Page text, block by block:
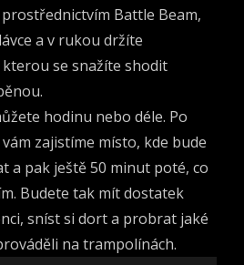
Battle Beam,
a v rukou držíte
se snažíte shodit
hodinu nebo déle. Po
zajistíme místo, kde bude
a pak ještě 50 minut poté, co
Budete tak mít dostatek
sníst si dort a probrat jaké
na trampolínách.